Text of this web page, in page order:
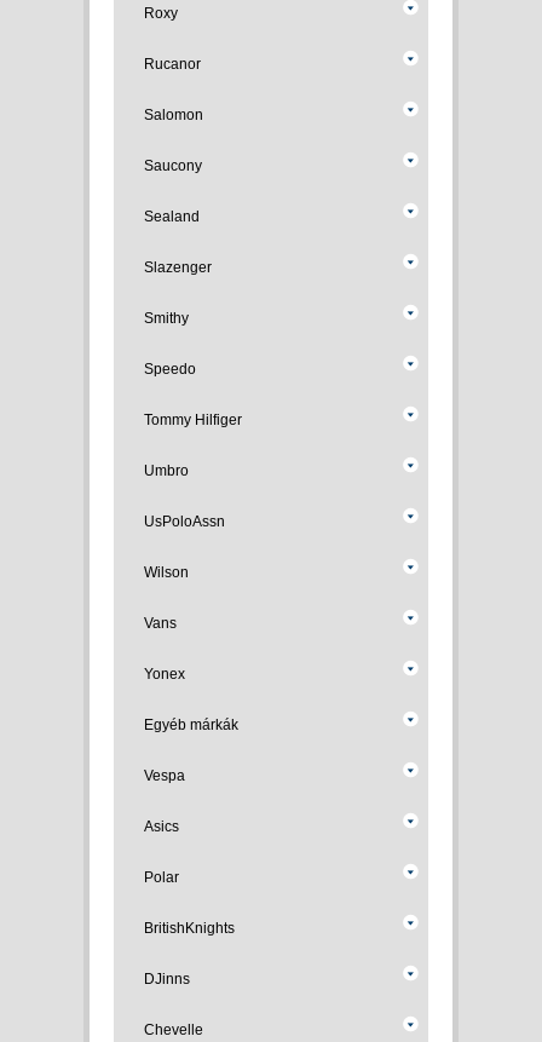
Roxy
Rucanor
Salomon
Saucony
Sealand
Slazenger
Smithy
Speedo
Tommy Hilfiger
Umbro
UsPoloAssn
Wilson
Vans
Yonex
Egyéb márkák
Vespa
Asics
Polar
BritishKnights
DJinns
Chevelle